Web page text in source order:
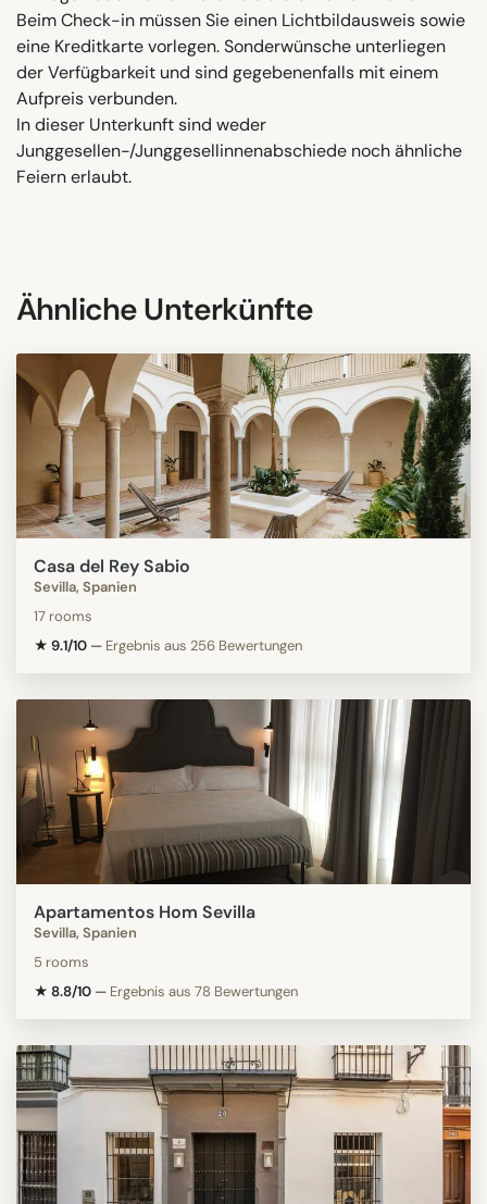
Beim Check-in müssen Sie einen Lichtbildausweis sowie
eine Kreditkarte vorlegen. Sonderwünsche unterliegen
der Verfügbarkeit und sind gegebenenfalls mit einem
Aufpreis verbunden.
In dieser Unterkunft sind weder
Junggesellen-/Junggesellinnenabschiede noch ähnliche
Feiern erlaubt.
Ähnliche Unterkünfte
Casa del Rey Sabio
Sevilla, Spanien
17 rooms
★ 9.1/10 — Ergebnis aus 256 Bewertungen
Apartamentos Hom Sevilla
Sevilla, Spanien
5 rooms
★ 8.8/10 — Ergebnis aus 78 Bewertungen